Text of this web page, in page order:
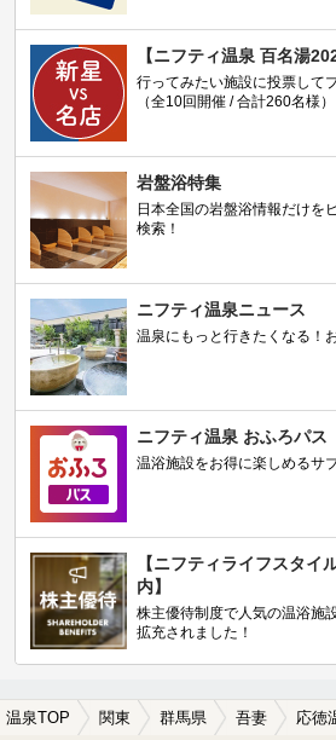
【ニフティ温泉 百名湯
行ってみたい施設に投票して
（全10回開催 / 合計260名様）
岩盤浴特集
日本全国の岩盤浴情報だけを
検索！
ニフティ温泉ニュース
温泉にもっと行きたくなる！
ニフティ温泉 おふろパス
温浴施設をお得に楽しめるサ
【ニフティライフスタイ
内】
株主優待制度で人気の温浴施
拡充されました！
温泉TOP 関東 群馬県 吾妻 応徳